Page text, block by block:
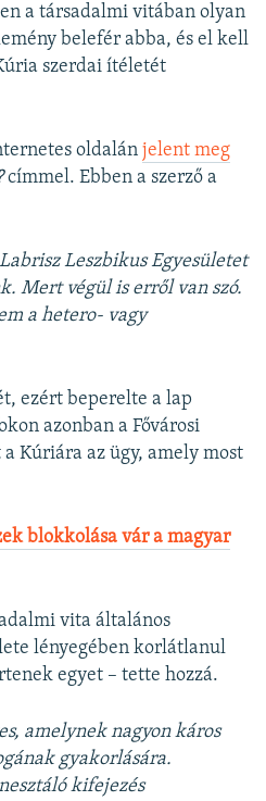
a társadalmi vitában olyan
belefér abba, és el kell
szerdai ítéletét
oldalánjelent meg
címmel. Ebben a szerző a
Leszbikus Egyesületet
Mert végül is erről van szó.
a hetero- vagy
ezért beperelte a lap
azonban a Fővárosi
Kúriára az ügy, amely most
blokkolása vár a magyar
vita általános
lényegében korlátlanul
egyet – tette hozzá.
amelynek nagyon káros
gyakorlására.
kifejezés